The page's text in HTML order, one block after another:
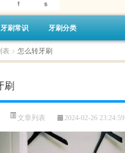
牙刷常识 牙刷分类
表 > 怎么转牙刷
刷
文章列表 2024-02-26 23:24:59